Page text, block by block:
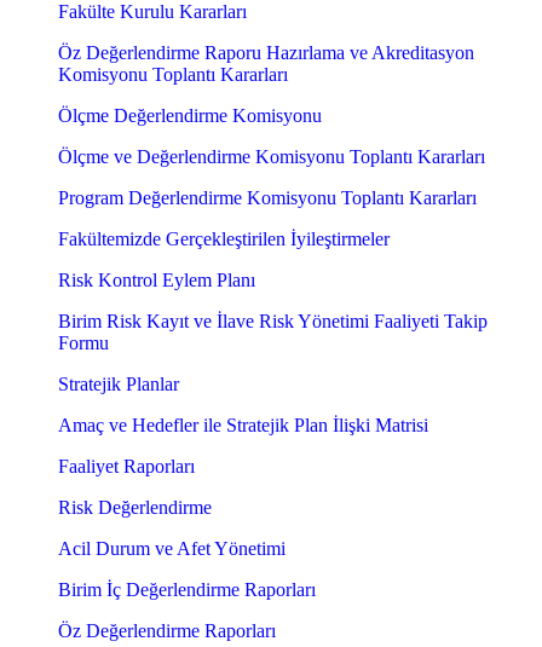
Fakülte Kurulu Kararları
Öz Değerlendirme Raporu Hazırlama ve Akreditasyon
Komisyonu Toplantı Kararları
Ölçme Değerlendirme Komisyonu
Ölçme ve Değerlendirme Komisyonu Toplantı Kararları
Program Değerlendirme Komisyonu Toplantı Kararları
Fakültemizde Gerçekleştirilen İyileştirmeler
Risk Kontrol Eylem Planı
Birim Risk Kayıt ve İlave Risk Yönetimi Faaliyeti Takip
Formu
Stratejik Planlar
Amaç ve Hedefler ile Stratejik Plan İlişki Matrisi
Faaliyet Raporları
Risk Değerlendirme
Acil Durum ve Afet Yönetimi
Birim İç Değerlendirme Raporları
Öz Değerlendirme Raporları